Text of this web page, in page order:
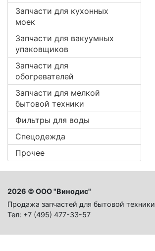
Запчасти для кухонных
моек
Запчасти для вакуумных
упаковщиков
Запчасти для
обогревателей
Запчасти для мелкой
бытовой техники
Фильтры для воды
Спецодежда
Прочее
2026 © ООО "Винодис"
Продажа запчастей для бытовой техники
Тел: +7 (495) 477-33-57